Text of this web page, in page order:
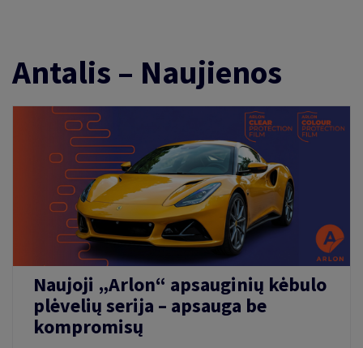
Antalis – Naujienos
Naujoji „Arlon“ apsauginių kėbulo
plėvelių serija – apsauga be
kompromisų